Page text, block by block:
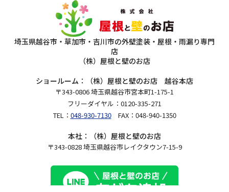
埼玉県越谷市・草加市・吉川市の外壁塗装・屋根・雨漏り専門
店
（株）屋根と壁のお店
ショールーム：（株）屋根と壁のお店 越谷本店
〒343-0806 埼玉県越谷市宮本町1-175-1
フリーダイヤル：0120-335-271
TEL： 048-930-7130FAX：048-940-1350
本社：（株）屋根と壁のお店
〒343-0828 埼玉県越谷市レイクタウン7-15-9